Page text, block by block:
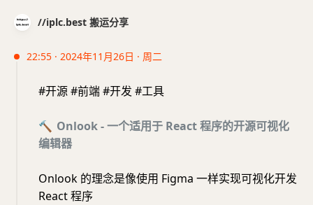
//iplc.best 搬运分享
22:55 · 2024年11月26日 · 周二
#开源 #前端 #开发 #工具
🔨 Onlook - 一个适用于 React 程序的开源可视化
编辑器
Onlook 的理念是像使用 Figma 一样实现可视化开发
React 程序